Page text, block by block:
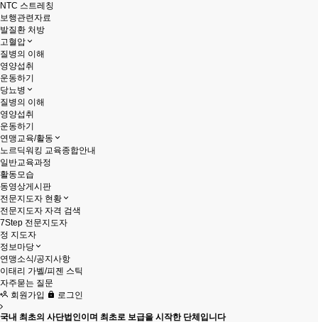
NTC 스트레칭
보행관련자료
발질환 처방
고혈압
질병의 이해
영양섭취
운동하기
당뇨병
질병의 이해
영양섭취
운동하기
연맹교육/활동
노르딕워킹 교육종합안내
일반교육과정
활동모습
동영상게시판
전문지도자 현황
전문지도자 자격 검색
7Step 전문지도자
정 지도자
정보마당
연맹소식/공지사항
이태리 가벨/피젠 스틱
자주묻는 질문
회원가입
로그인
국내 최초의 사단법인이며 최초로 보급을 시작한 단체입니다